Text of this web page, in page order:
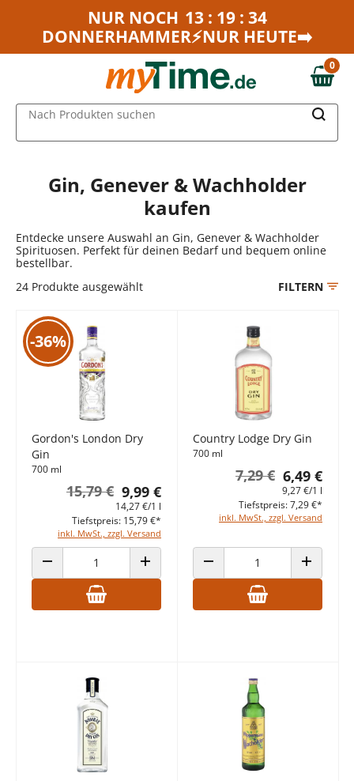
Zum Hauptinhalt springen
Zur Navigation springen
NUR NOCH 13 : 19 : 34
DONNERHAMMER⚡NUR HEUTE➡️
0,00 €
0
Nach Produkten suchen
Gin, Genever & Wachholder
kaufen
Entdecke unsere Auswahl an Gin, Genever & Wachholder
Spirituosen. Perfekt für deinen Bedarf und bequem online
bestellbar.
24 Produkte ausgewählt FILTERN
-36%
Gordon's London Dry
Gin
700 ml
9,99 €
15,79 €
14,27 €/1 l
inkl. MwSt., zzgl. Versand
Tiefstpreis: 15,79 €*
ANZAHL VERRINGERN ANZAHL ERHÖHEN
Country Lodge Dry Gin
700 ml
6,49 €
7,29 €
9,27 €/1 l
inkl. MwSt., zzgl. Versand
Tiefstpreis: 7,29 €*
ANZAHL VERRINGERN ANZAHL